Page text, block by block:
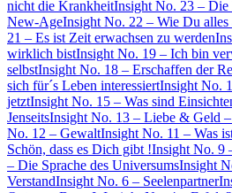
nicht die KrankheitInsight No. 23 – Die
New-AgeInsight No. 22 – Wie Du alles
21 – Es ist Zeit erwachsen zu werden
wirklich bistInsight No. 19 – Ich bin
selbstInsight No. 18 – Erschaffen der
sich für´s Leben interessiertInsight No.
jetztInsight No. 15 – Was sind
JenseitsInsight No. 13 – Liebe & Geld
No. 12 – GewaltInsight No. 11 – Was
Schön, dass es Dich gibt !Insight No. 9
– Die Sprache des UniversumsInsight
VerstandInsight No. 6 – Seelenpartner